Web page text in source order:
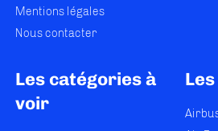
Mentions légales
Nous contacter
Les catégories à
voir